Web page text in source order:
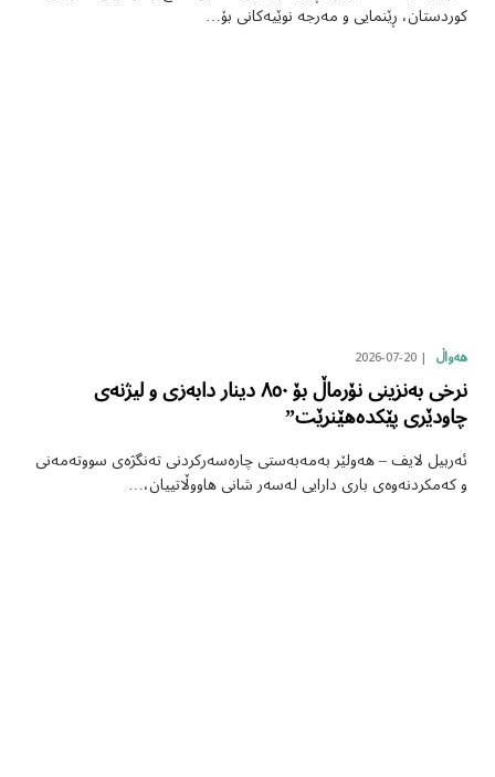
کوردستان، ڕێنمایی و مەرجە نوێیەکانی بۆ…
هەواڵ 2026-07-20
نرخی بەنزینی نۆرماڵ بۆ ٨٥٠ دینار دابەزی و لیژنەی
چاودێری پێکدەهێنرێت”
ئەربیل لایف – هەولێر بەمەبەستی چارەسەرکردنی تەنگژەی سووتەمەنی
و کەمکردنەوەی باری دارایی لەسەر شانی هاووڵاتییان،…